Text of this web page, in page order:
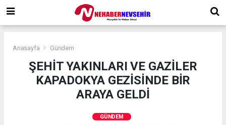
Anasayfa Gündem
ŞEHİT YAKINLARI VE GAZİLER
KAPADOKYA GEZİSİNDE BİR
ARAYA GELDİ
GÜNDEM